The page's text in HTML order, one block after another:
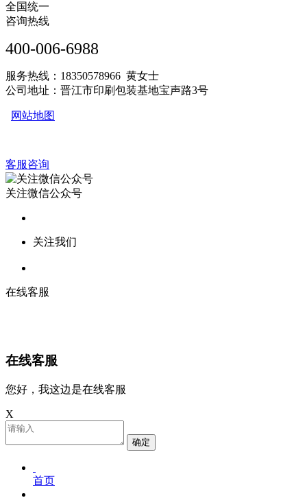
全国统一
咨询热线
400-006-6988
服务热线：18350578966 黄女士
公司地址：晋江市印刷包装基地宝声路3号
网站地图
客服咨询
关注微信公众号
关注我们
在线客服
在线客服
您好，我这边是在线客服
X
确定
首页